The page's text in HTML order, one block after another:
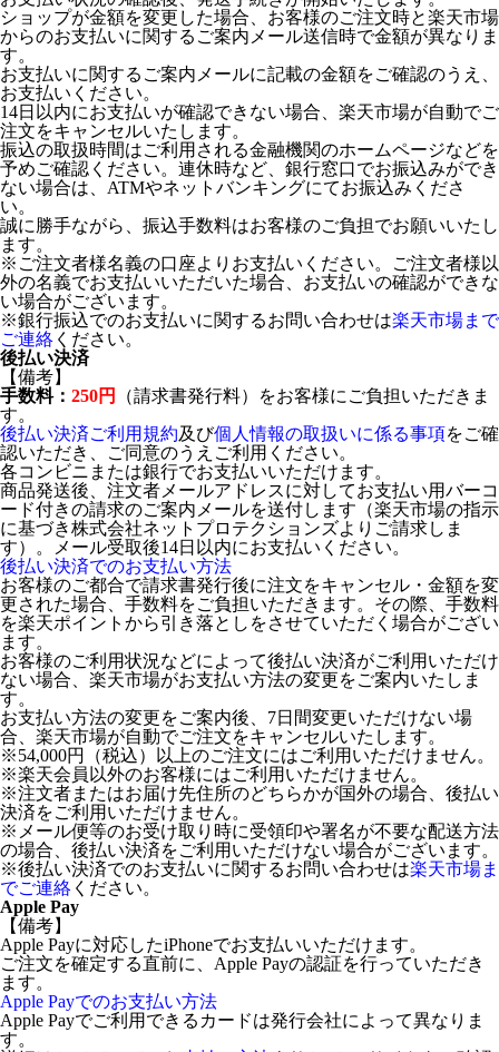
ショップが金額を変更した場合、お客様のご注文時と楽天市場
からのお支払いに関するご案内メール送信時で金額が異なりま
す。
お支払いに関するご案内メールに記載の金額をご確認のうえ、
お支払いください。
14日以内にお支払いが確認できない場合、楽天市場が自動でご
注文をキャンセルいたします。
振込の取扱時間はご利用される金融機関のホームページなどを
予めご確認ください。連休時など、銀行窓口でお振込みができ
ない場合は、ATMやネットバンキングにてお振込みくださ
い。
誠に勝手ながら、振込手数料はお客様のご負担でお願いいたし
ます。
※ご注文者様名義の口座よりお支払いください。ご注文者様以
外の名義でお支払いいただいた場合、お支払いの確認ができな
い場合がございます。
※銀行振込でのお支払いに関するお問い合わせは楽天市場まで
ご連絡 ください。
後払い決済
【備考】
手数料： 250円
（請求書発行料）をお客様にご負担いただきま
す。
後払い決済ご利用規約及び個人情報の取扱いに係る事項をご確
認いただき、ご同意のうえご利用ください。
各コンビニまたは銀行でお支払いいただけます。
商品発送後、注文者メールアドレスに対してお支払い用バーコ
ード付きの請求のご案内メールを送付します（楽天市場の指示
に基づき株式会社ネットプロテクションズよりご請求しま
す）。メール受取後14日以内にお支払いください。
後払い決済でのお支払い方法
お客様のご都合で請求書発行後に注文をキャンセル・金額を変
更された場合、手数料をご負担いただきます。その際、手数料
を楽天ポイントから引き落としをさせていただく場合がござい
ます。
お客様のご利用状況などによって後払い決済がご利用いただけ
ない場合、楽天市場がお支払い方法の変更をご案内いたしま
す。
お支払い方法の変更をご案内後、7日間変更いただけない場
合、楽天市場が自動でご注文をキャンセルいたします。
※54,000円（税込）以上のご注文にはご利用いただけません。
※楽天会員以外のお客様にはご利用いただけません。
※注文者またはお届け先住所のどちらかが国外の場合、後払い
決済をご利用いただけません。
※メール便等のお受け取り時に受領印や署名が不要な配送方法
の場合、後払い決済をご利用いただけない場合がございます。
※後払い決済でのお支払いに関するお問い合わせは楽天市場ま
でご連絡 ください。
Apple Pay
【備考】
Apple Payに対応したiPhoneでお支払いいただけます。
ご注文を確定する直前に、Apple Payの認証を行っていただき
ます。
Apple Payでのお支払い方法
Apple Payでご利用できるカードは発行会社によって異なりま
す。